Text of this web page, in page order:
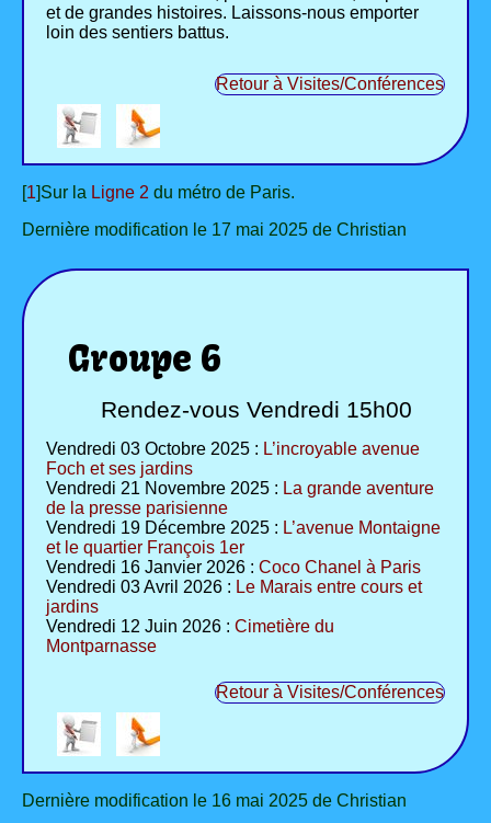
et de grandes histoires. Laissons-nous emporter
loin des sentiers battus.
Retour à Visites/Conférences
[1]Sur la Ligne 2 du métro de Paris.
Dernière modification le 17 mai 2025 de Christian
Groupe 6
Rendez-vous Vendredi 15h00
Vendredi 03 Octobre 2025 : L’incroyable avenue
Foch et ses jardins
Vendredi 21 Novembre 2025 : La grande aventure
de la presse parisienne
Vendredi 19 Décembre 2025 : L’avenue Montaigne
et le quartier François 1er
Vendredi 16 Janvier 2026 : Coco Chanel à Paris
Vendredi 03 Avril 2026 : Le Marais entre cours et
jardins
Vendredi 12 Juin 2026 : Cimetière du
Montparnasse
Retour à Visites/Conférences
Dernière modification le 16 mai 2025 de Christian